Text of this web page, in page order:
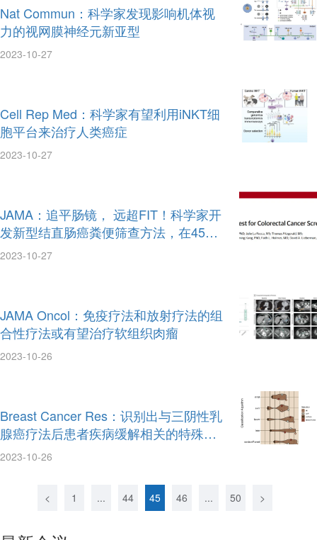
Nat Commun：科学家发现影响机体视
力的视网膜神经元新亚型
2023-10-27
Cell Rep Med：科学家有望利用iNKT细
胞平台来治疗人类癌症
2023-10-27
JAMA：追平肠镜， 远超FIT！科学家开
发新型结直肠癌粪便筛查方法，在45到4
9岁人群中灵敏性高达100%
2023-10-27
JAMA Oncol：免疫疗法和放射疗法的组
合性疗法或有望治疗软组织肉瘤
2023-10-26
Breast Cancer Res：识别出与三阴性乳
腺癌疗法后患者疾病缓解相关的特殊基
因特征
2023-10-26
< 1 ... 44 45 46 ... 50 >